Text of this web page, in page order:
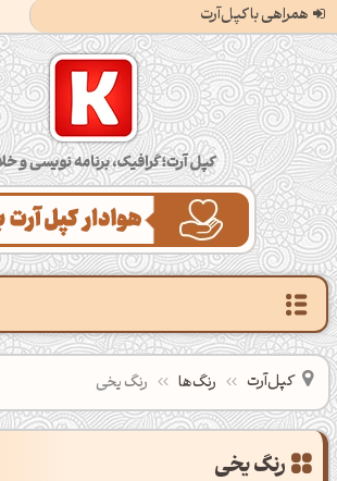
همراهی با کپل‌آرت
کپل‌آرت؛ گرافیک، برنامه‌نویسی و خلاقیت
کپل‌آرت رنگ‌ها رنگ یخی